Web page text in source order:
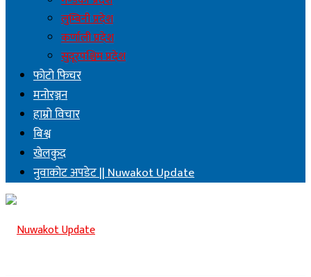
लुम्बिनी प्रदेश
कर्णाली प्रदेश
सुदूरपश्चिम प्रदेश
फोटो फिचर
मनोरञ्जन
हाम्रो विचार
बिश्व
खेलकुद
नुवाकोट अपडेट || Nuwakot Update